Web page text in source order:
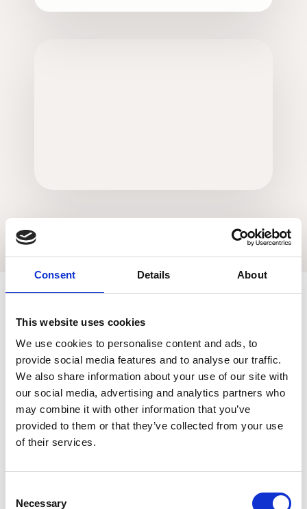
Consent Details About
This website uses cookies
We use cookies to personalise content and ads, to
provide social media features and to analyse our traffic.
We also share information about your use of our site with
our social media, advertising and analytics partners who
may combine it with other information that you’ve
provided to them or that they’ve collected from your use
of their services.
Selection
Necessary
MEDIA
DM TAK i media
Vi har blivit uppmärksammade i media för vår
framgångshistoria, vårt hantverk och våra
ambitioner. Läs mer om oss i bland annat